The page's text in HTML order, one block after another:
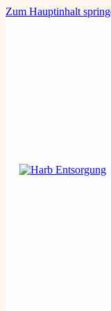
Zum Hauptinhalt